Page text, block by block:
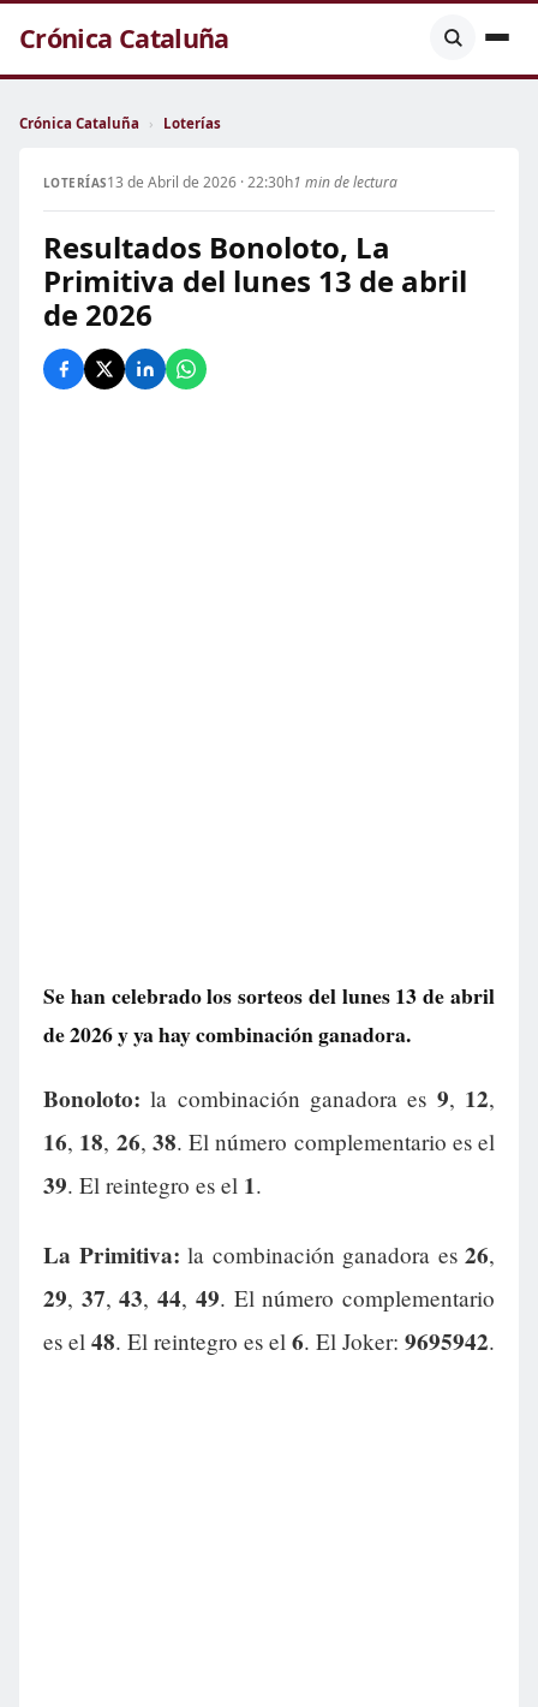
Crónica Cataluña
Crónica Cataluña › Loterías
LOTERÍAS13 de Abril de 2026 · 22:30h1 min de lectura
Resultados Bonoloto, La
Primitiva del lunes 13 de abril
de 2026
Se han celebrado los sorteos del lunes 13 de abril
de 2026 y ya hay combinación ganadora.
Bonoloto: la combinación ganadora es 9, 12,
16, 18, 26, 38. El número complementario es el
39. El reintegro es el 1.
La Primitiva: la combinación ganadora es 26,
29, 37,43,44, 49. El número complementario
es el 48. El reintegro es el 6. El Joker: 9695942.